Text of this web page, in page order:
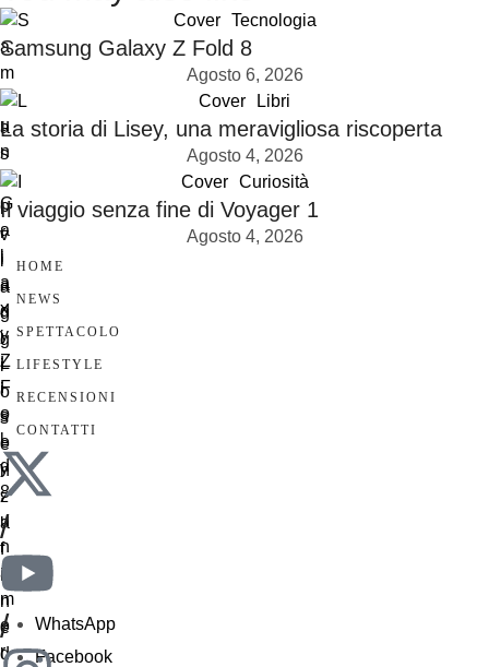
Cover Tecnologia
Samsung Galaxy Z Fold 8
Agosto 6, 2026
Cover
Libri
La storia di Lisey, una meravigliosa riscoperta
Agosto 4, 2026
Cover
Curiosità
Il viaggio senza fine di Voyager 1
Agosto 4, 2026
HOME
NEWS
SPETTACOLO
LIFESTYLE
RECENSIONI
CONTATTI
/
/
WhatsApp
Facebook